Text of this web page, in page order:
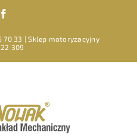
70 33 | Sklep motoryzacyjny
309